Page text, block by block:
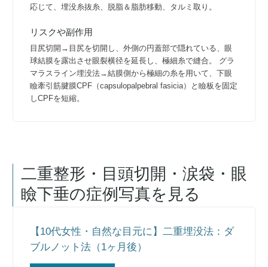
応じて、埋没糸抜糸、脱脂＆脂肪移動、タルミ取り。
リスクや副作用
目尻切開→目尻を切開し、外側の円蓋部で隠れている、眼
球結膜を露出させ眼裂横径を延長し、極細糸で縫合。 グラ
マラスライン埋没法→結膜側から極細の糸を用いて、下眼
瞼牽引筋腱膜CPF（capsulopalpebral fasicia）と瞼板を固定
しCPFを短縮。
二重整形・目頭切開・涙袋・眼
瞼下垂の症例写真を見る
【10代女性・自然な目元に】二重埋没法：ダ
ブルノット法（1ヶ月後）